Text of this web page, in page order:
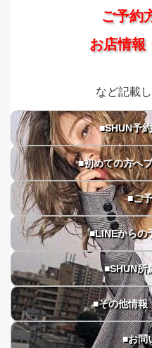
ご予約
お店情報
など記載
■SHUN予
■初めての方へ
■ご
■LINEからの
■SHUN所
■その他情報
■お問